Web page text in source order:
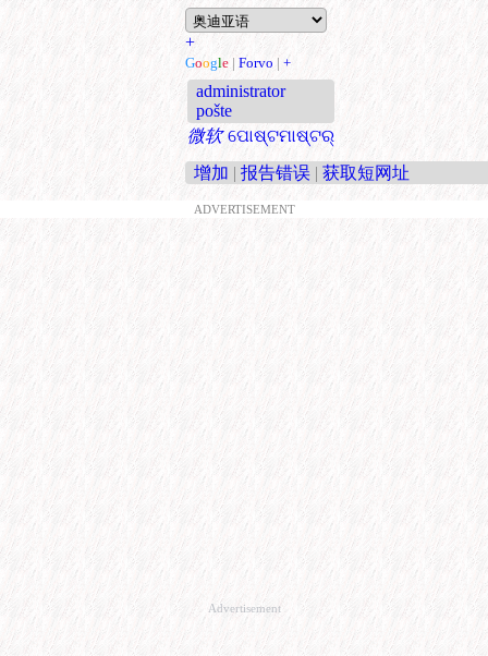
+
Google | Forvo | +
administrator
pošte
微软 ପୋଷ୍ଟମାଷ୍ଟର୍
增加 | 报告错误 | 获取短网址
ADVERTISEMENT
Advertisement